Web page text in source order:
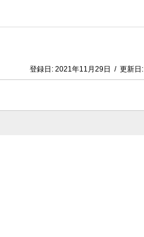
登録日: 2021年11月29日 / 更新日: